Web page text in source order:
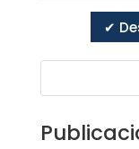
✔